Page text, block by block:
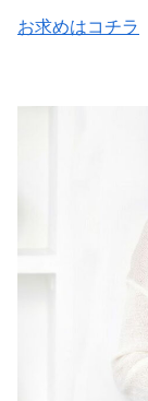
お求めはコチラ